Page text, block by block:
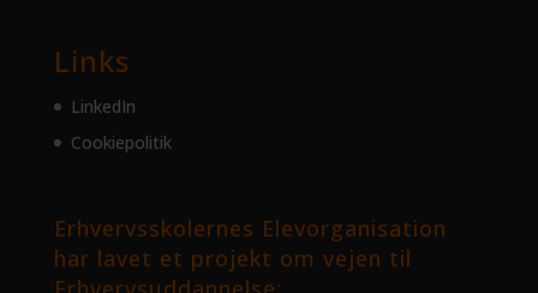
Links
LinkedIn
Cookiepolitik
Erhvervsskolernes Elevorganisation
har lavet et projekt om vejen til